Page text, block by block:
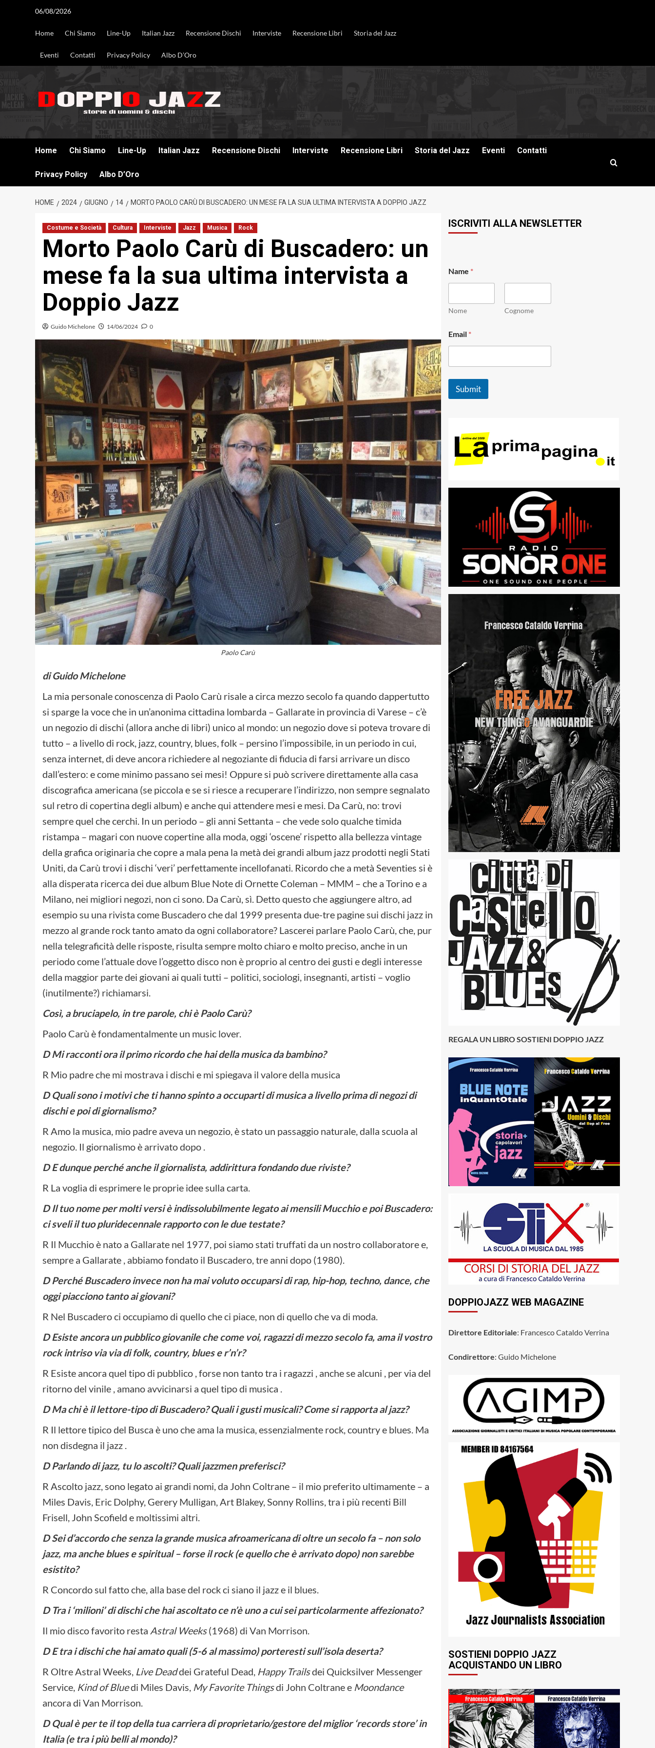
06/08/2026
Home Chi Siamo Line-Up Italian Jazz Recensione Dischi Interviste Recensione Libri Storia del Jazz
Eventi Contatti Privacy Policy Albo D’Oro
Home Chi Siamo Line-Up Italian Jazz Recensione Dischi Interviste Recensione Libri Storia del Jazz Eventi Contatti
Privacy Policy Albo D’Oro
HOME 2024 GIUGNO 14 MORTO PAOLO CARÙ DI BUSCADERO: UN MESE FA LA SUA ULTIMA INTERVISTA A DOPPIO JAZZ
Costume e Società Cultura Interviste Jazz Musica Rock
Morto Paolo Carù di Buscadero: un
mese fa la sua ultima intervista a
Doppio Jazz
Guido Michelone 14/06/2024 0
Paolo Carù
di Guido Michelone
La mia personale conoscenza di Paolo Carù risale a circa mezzo secolo fa quando dappertutto
si sparge la voce che in un’anonima cittadina lombarda – Gallarate in provincia di Varese – c’è
un negozio di dischi (allora anche di libri) unico al mondo: un negozio dove si poteva trovare di
tutto – a livello di rock, jazz, country, blues, folk – persino l’impossibile, in un periodo in cui,
senza internet, di deve ancora richiedere al negoziante di fiducia di farsi arrivare un disco
dall’estero: e come minimo passano sei mesi! Oppure si può scrivere direttamente alla casa
discografica americana (se piccola e se si riesce a recuperare l’indirizzo, non sempre segnalato
sul retro di copertina degli album) e anche qui attendere mesi e mesi. Da Carù, no: trovi
sempre quel che cerchi. In un periodo – gli anni Settanta – che vede solo qualche timida
ristampa – magari con nuove copertine alla moda, oggi ‘oscene’ rispetto alla bellezza vintage
della grafica originaria che copre a mala pena la metà dei grandi album jazz prodotti negli Stati
Uniti, da Carù trovi i dischi ‘veri’ perfettamente incellofanati. Ricordo che a metà Seventies si è
alla disperata ricerca dei due album Blue Note di Ornette Coleman – MMM – che a Torino e a
Milano, nei migliori negozi, non ci sono. Da Carù, sì. Detto questo che aggiungere altro, ad
esempio su una rivista come Buscadero che dal 1999 presenta due-tre pagine sui dischi jazz in
mezzo al grande rock tanto amato da ogni collaboratore? Lascerei parlare Paolo Carù, che, pur
nella telegraficità delle risposte, risulta sempre molto chiaro e molto preciso, anche in un
periodo come l’attuale dove l’oggetto disco non è proprio al centro dei gusti e degli interesse
della maggior parte dei giovani ai quali tutti – politici, sociologi, insegnanti, artisti – voglio
(inutilmente?) richiamarsi.
Così, a bruciapelo, in tre parole, chi è Paolo Carù?
Paolo Carù è fondamentalmente un music lover.
D Mi racconti ora il primo ricordo che hai della musica da bambino?
R Mio padre che mi mostrava i dischi e mi spiegava il valore della musica
D Quali sono i motivi che ti hanno spinto a occuparti di musica a livello prima di negozi di
dischi e poi di giornalismo?
R Amo la musica, mio padre aveva un negozio, è stato un passaggio naturale, dalla scuola al
negozio. Il giornalismo è arrivato dopo .
D E dunque perché anche il giornalista, addirittura fondando due riviste?
R La voglia di esprimere le proprie idee sulla carta.
D Il tuo nome per molti versi è indissolubilmente legato ai mensili Mucchio e poi Buscadero:
ci sveli il tuo pluridecennale rapporto con le due testate?
R Il Mucchio è nato a Gallarate nel 1977, poi siamo stati truffati da un nostro collaboratore e,
sempre a Gallarate , abbiamo fondato il Buscadero, tre anni dopo (1980).
D Perché Buscadero invece non ha mai voluto occuparsi di rap, hip-hop, techno, dance, che
oggi piacciono tanto ai giovani?
R Nel Buscadero ci occupiamo di quello che ci piace, non di quello che va di moda.
D Esiste ancora un pubblico giovanile che come voi, ragazzi di mezzo secolo fa, ama il vostro
rock intriso via via di folk, country, blues e r’n’r?
R Esiste ancora quel tipo di pubblico , forse non tanto tra i ragazzi , anche se alcuni , per via del
ritorno del vinile , amano avvicinarsi a quel tipo di musica .
D Ma chi è il lettore-tipo di Buscadero? Quali i gusti musicali? Come si rapporta al jazz?
R Il lettore tipico del Busca è uno che ama la musica, essenzialmente rock, country e blues. Ma
non disdegna il jazz .
D Parlando di jazz, tu lo ascolti? Quali jazzmen preferisci?
R Ascolto jazz, sono legato ai grandi nomi, da John Coltrane – il mio preferito ultimamente – a
Miles Davis, Eric Dolphy, Gerery Mulligan, Art Blakey, Sonny Rollins, tra i più recenti Bill
Frisell, John Scofield e moltissimi altri.
D Sei d’accordo che senza la grande musica afroamericana di oltre un secolo fa – non solo
jazz, ma anche blues e spiritual – forse il rock (e quello che è arrivato dopo) non sarebbe
esistito?
R Concordo sul fatto che, alla base del rock ci siano il jazz e il blues.
D Tra i ‘milioni’ di dischi che hai ascoltato ce n’è uno a cui sei particolarmente affezionato?
Il mio disco favorito resta Astral Weeks(1968) di Van Morrison.
D E tra i dischi che hai amato quali (5-6 al massimo) porteresti sull’isola deserta?
R Oltre Astral Weeks, Live Deaddei Grateful Dead, Happy Trailsdei Quicksilver Messenger
Service, Kind of Bluedi Miles Davis, My Favorite Thingsdi John Coltrane e Moondance
ancora di Van Morrison.
D Qual è per te il top della tua carriera di proprietario/gestore del miglior ‘records store’ in
Italia (e tra i più belli al mondo)?
ISCRIVITI ALLA NEWSLETTER
Name *
Nome Cognome
N
a
e
a
e
Email *
Submit
REGALA UN LIBRO SOSTIENI DOPPIO JAZZ
DOPPIOJAZZ WEB MAGAZINE
Direttore Editoriale: Francesco Cataldo Verrina
Condirettore: Guido Michelone
SOSTIENI DOPPIO JAZZ
ACQUISTANDO UN LIBRO